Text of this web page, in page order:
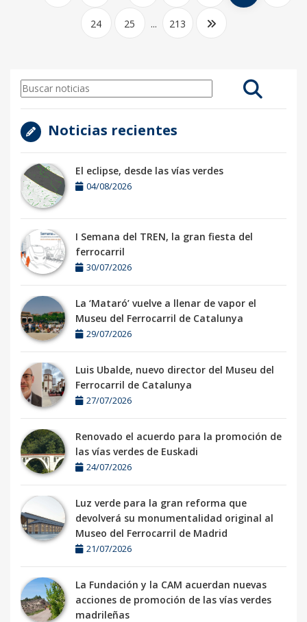
24 25 ... 213
Noticias recientes
El eclipse, desde las vías verdes
04/08/2026
I Semana del TREN, la gran fiesta del
ferrocarril
30/07/2026
La ‘Mataró’ vuelve a llenar de vapor el
Museu del Ferrocarril de Catalunya
29/07/2026
Luis Ubalde, nuevo director del Museu del
Ferrocarril de Catalunya
27/07/2026
Renovado el acuerdo para la promoción de
las vías verdes de Euskadi
24/07/2026
Luz verde para la gran reforma que
devolverá su monumentalidad original al
Museo del Ferrocarril de Madrid
21/07/2026
La Fundación y la CAM acuerdan nuevas
acciones de promoción de las vías verdes
madrileñas